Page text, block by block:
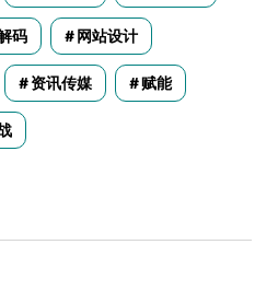
码 网站设计
资讯传媒 赋能